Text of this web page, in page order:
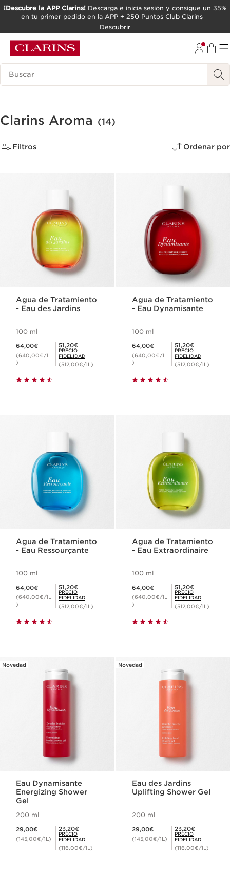
IR AL CONTENIDO
¡Descubre la APP Clarins!Descarga e inicia sesión y consigue un 35%
en tu primer pedido en la APP + 250 Puntos Club Clarins
Descubrir
Leyenda
Clarins Aroma (14)
Filtros Ordenar por
Agua de Tratamiento
- Eau des Jardins
100 ml
64,00€
(640,00€/1L
)
Precio Fidelidad 51,20€
51,20€
PRECIO
FIDELIDAD
(512,00€/1L)
Agua de Tratamiento
- Eau Dynamisante
100 ml
64,00€
(640,00€/1L
)
Precio Fidelidad 51,20€
51,20€
PRECIO
FIDELIDAD
(512,00€/1L)
Agua de Tratamiento
- Eau Ressourçante
100 ml
64,00€
(640,00€/1L
)
Precio Fidelidad 51,20€
51,20€
PRECIO
FIDELIDAD
(512,00€/1L)
Agua de Tratamiento
- Eau Extraordinaire
100 ml
64,00€
(640,00€/1L
)
Precio Fidelidad 51,20€
51,20€
PRECIO
FIDELIDAD
(512,00€/1L)
Novedad
Eau Dynamisante
Energizing Shower
Gel
200 ml
29,00€
(145,00€/1L)
Precio Fidelidad 23,20€
23,20€
PRECIO
FIDELIDAD
(116,00€/1L)
Novedad
Eau des Jardins
Uplifting Shower Gel
200 ml
29,00€
(145,00€/1L)
Precio Fidelidad 23,20€
23,20€
PRECIO
FIDELIDAD
(116,00€/1L)